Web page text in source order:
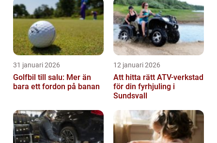
31 januari 2026
Golfbil till salu: Mer än
bara ett fordon på banan
12 januari 2026
Att hitta rätt ATV-verkstad
för din fyrhjuling i
Sundsvall